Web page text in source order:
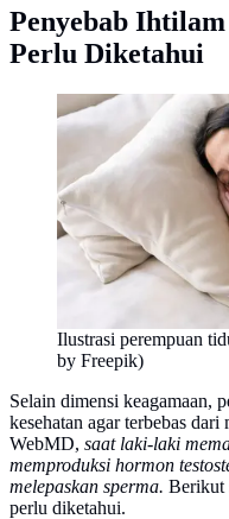
Penyebab
Perlu Diketahui
Ilustrasi perempuan
by Freepik)
Selain dimensi keagamaan,
kesehatan agar terbebas
WebMD, saat laki-laki
memproduksi hormon
melepaskan sperma. Berikut
perlu diketahui.